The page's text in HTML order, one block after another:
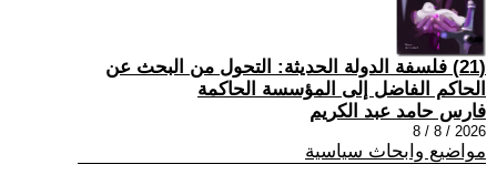
(21) فلسفة الدولة الحديثة: التحول من البحث عن
الحاكم الفاضل إلى المؤسسة الحاكمة
فارس حامد عبد الكريم
2026 / 8 / 8
مواضيع وابحاث سياسية